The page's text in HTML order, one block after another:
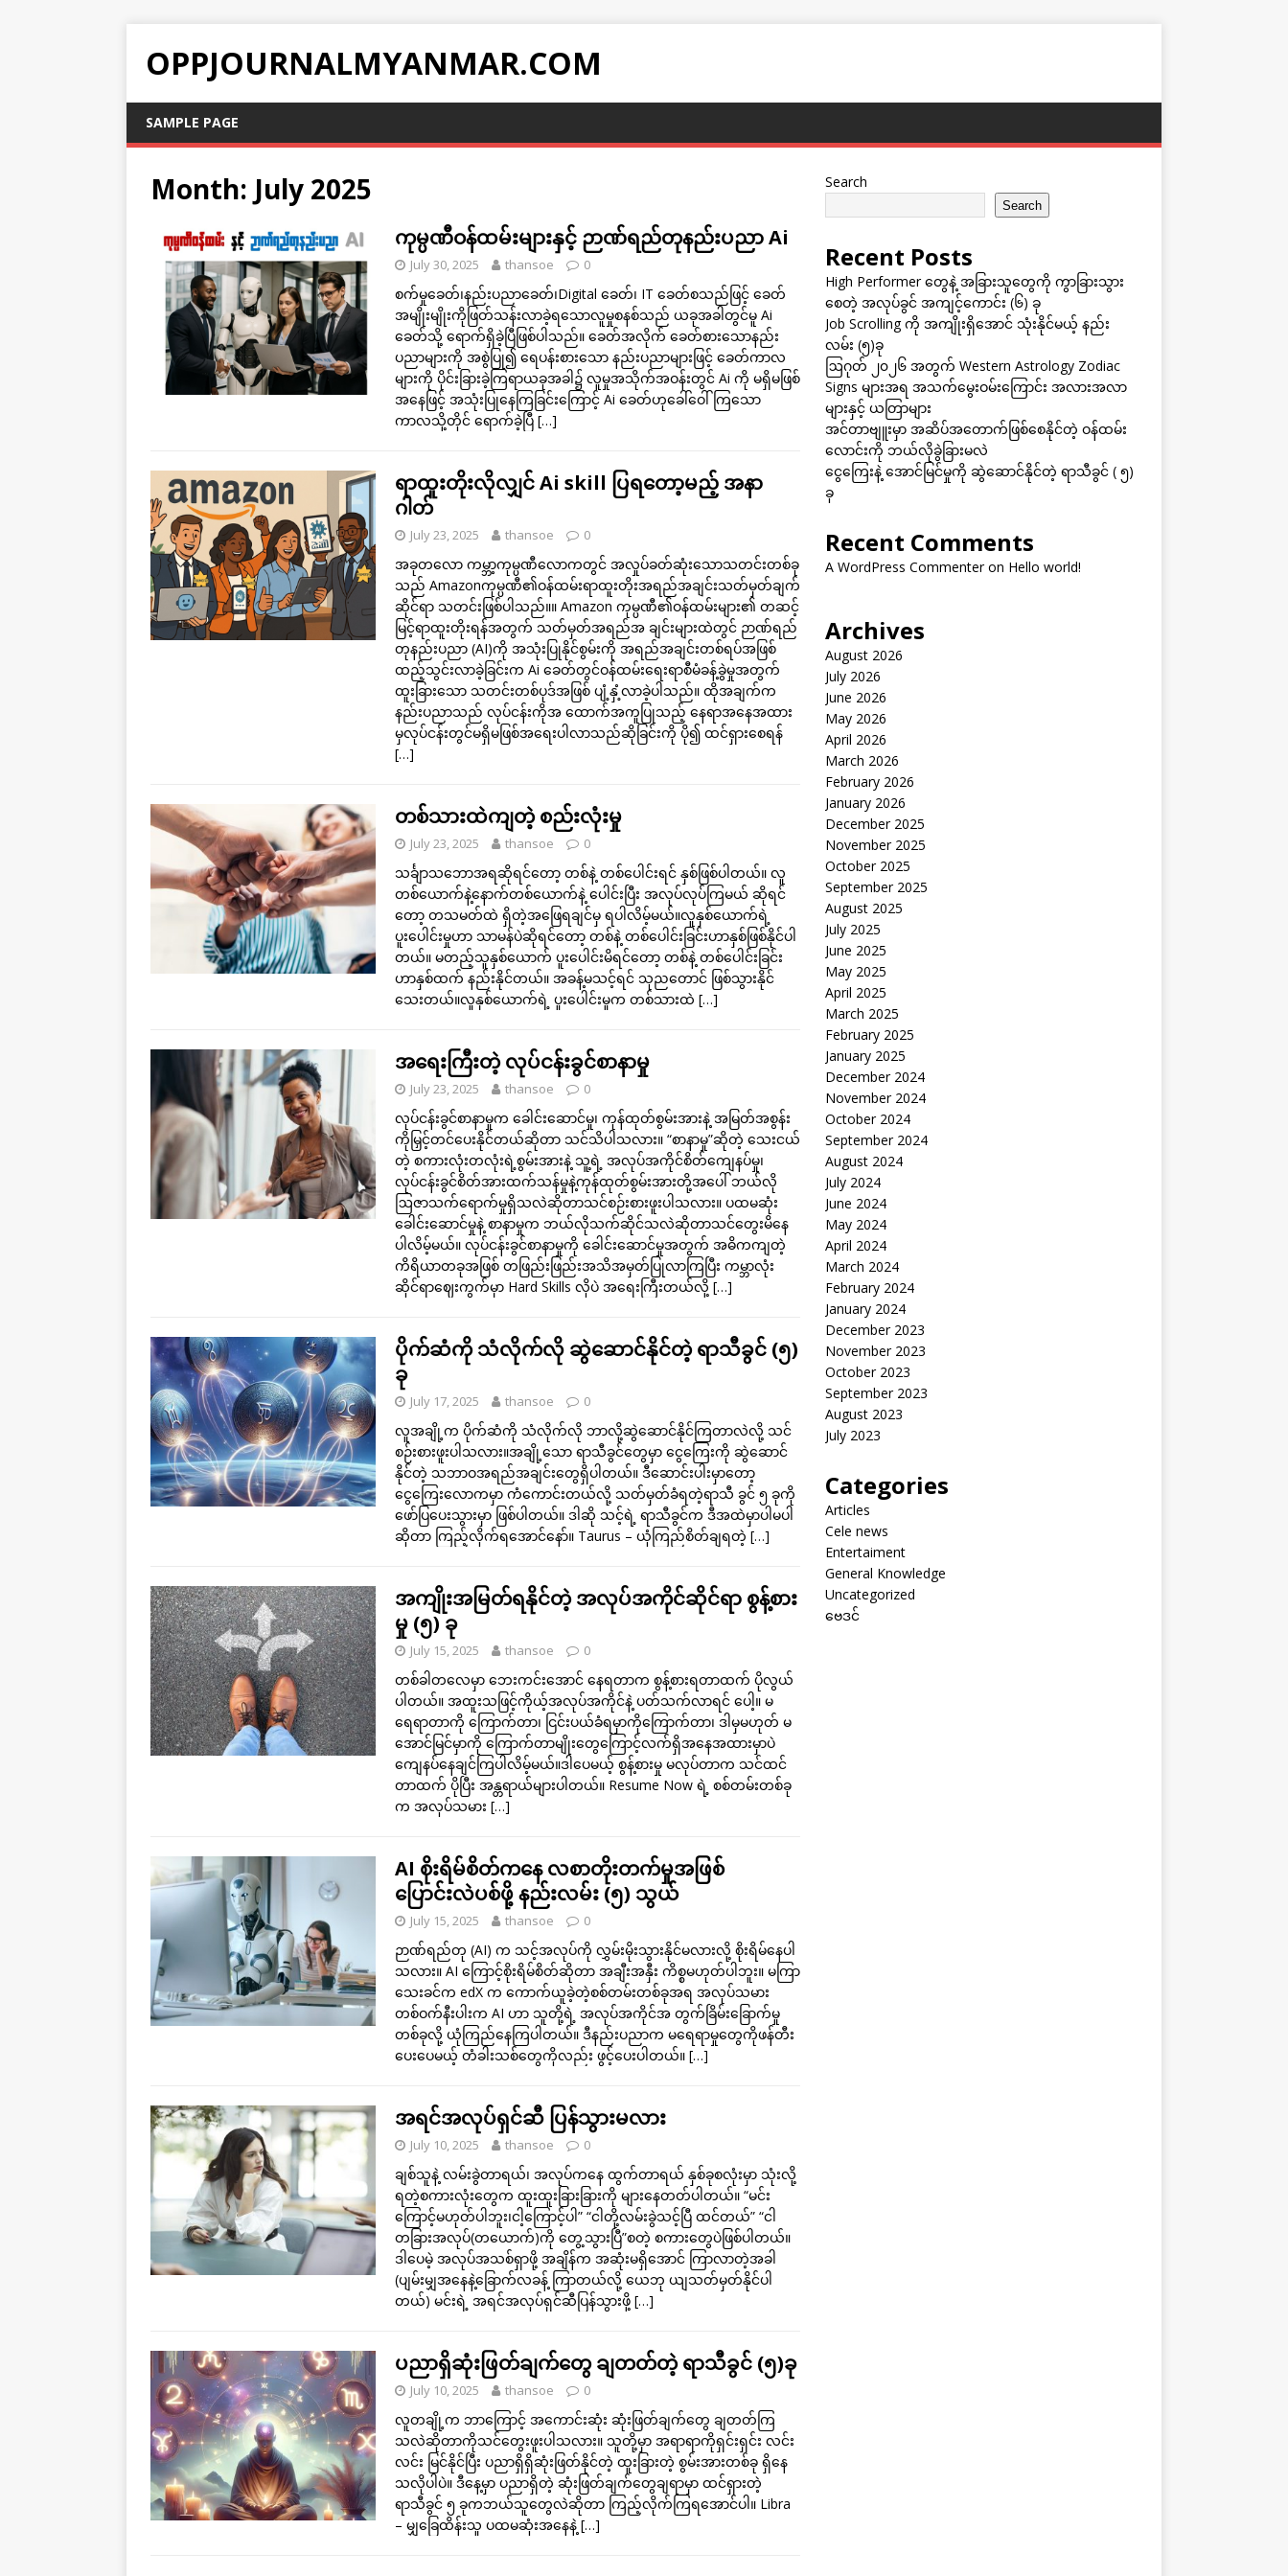
OPPJOURNALMYANMAR.COM
SAMPLE PAGE
Month: July 2025
ကုမ္ပဏီဝန်ထမ်းများနှင့် ဉာဏ်ရည်တုနည်းပညာ Ai
July 30, 2025 thansoe 0
စက်မှုခေတ်၊နည်းပညာခေတ်၊Digital ခေတ်၊ IT ခေတ်စသည်ဖြင့် ခေတ်
အမျိုးမျိုးကိုဖြတ်သန်းလာခဲ့ရသောလူမှုစနစ်သည် ယခုအခါတွင်မူ Ai
ခေတ်သို့ ရောက်ရှိခဲ့ပြီဖြစ်ပါသည်။ ခေတ်အလိုက် ခေတ်စားသောနည်း
ပညာများကို အစွဲပြု၍ ရေပန်းစားသော နည်းပညာများဖြင့် ခေတ်ကာလ
များကို ပိုင်းခြားခဲ့ကြရာယခုအခါ၌ လူမှုအသိုက်အဝန်းတွင် Ai ကို မရှိမဖြစ်
အနေဖြင့် အသုံးပြုနေကြခြင်းကြောင့် Ai ခေတ်ဟုခေါ်ဝေါ်ကြသော
ကာလသို့တိုင် ရောက်ခဲ့ပြီ […]
ရာထူးတိုးလိုလျှင် Ai skill ပြရတော့မည့် အနာ
ဂါတ်
July 23, 2025 thansoe 0
အခုတလော ကမ္ဘာ့ကုမ္ပဏီလောကတွင် အလှုပ်ခတ်ဆုံးသောသတင်းတစ်ခု
သည် Amazonကုမ္ပဏီ၏ဝန်ထမ်းရာထူးတိုးအရည်အချင်းသတ်မှတ်ချက်
ဆိုင်ရာ သတင်းဖြစ်ပါသည်။။ Amazon ကုမ္ပဏီ၏ဝန်ထမ်းများ၏ တဆင့်
မြင့်ရာထူးတိုးရန်အတွက် သတ်မှတ်အရည်အ ချင်းများထဲတွင် ဉာဏ်ရည်
တုနည်းပညာ (AI)ကို အသုံးပြုနိုင်စွမ်းကို အရည်အချင်းတစ်ရပ်အဖြစ်
ထည့်သွင်းလာခဲ့ခြင်းက Ai ခေတ်တွင်ဝန်ထမ်းရေးရာစီမံခန့်ခွဲမှုအတွက်
ထူးခြားသော သတင်းတစ်ပုဒ်အဖြစ် ပျံ့နှံ့လာခဲ့ပါသည်။ ထိုအချက်က
နည်းပညာသည် လုပ်ငန်းကိုအ ထောက်အကူပြုသည့် နေရာအနေအထား
မှလုပ်ငန်းတွင်မရှိမဖြစ်အရေးပါလာသည်ဆိုခြင်းကို ပို၍ ထင်ရှားစေရန်
[…]
တစ်သားထဲကျတဲ့ စည်းလုံးမှု
July 23, 2025 thansoe 0
သင်္ချာသဘောအရဆိုရင်တော့ တစ်နဲ့ တစ်ပေါင်းရင် နှစ်ဖြစ်ပါတယ်။ လူ
တစ်ယောက်နဲ့နောက်တစ်ယောက်နဲ့ ပေါင်းပြီး အလုပ်လုပ်ကြမယ် ဆိုရင်
တော့ တသမတ်ထဲ ရှိတဲ့အဖြေရချင်မှ ရပါလိမ့်မယ်။လူနှစ်ယောက်ရဲ့
ပူးပေါင်းမှုဟာ သာမန်ပဲဆိုရင်တော့ တစ်နဲ့ တစ်ပေါင်းခြင်းဟာနှစ်ဖြစ်နိုင်ပါ
တယ်။ မတည့်သူနှစ်ယောက် ပူးပေါင်းမိရင်တော့ တစ်နဲ့ တစ်ပေါင်းခြင်း
ဟာနှစ်ထက် နည်းနိုင်တယ်။ အခန့်မသင့်ရင် သုညတောင် ဖြစ်သွားနိုင်
သေးတယ်။လူနှစ်ယောက်ရဲ့ ပူးပေါင်းမှုက တစ်သားထဲ […]
အရေးကြီးတဲ့ လုပ်ငန်းခွင်စာနာမှု
July 23, 2025 thansoe 0
လုပ်ငန်းခွင်စာနာမှုက ခေါင်းဆောင်မှု၊ ကုန်ထုတ်စွမ်းအားနဲ့ အမြတ်အစွန်း
ကိုမြှင့်တင်ပေးနိုင်တယ်ဆိုတာ သင်သိပါသလား။ “စာနာမှု”ဆိုတဲ့ သေးငယ်
တဲ့ စကားလုံးတလုံးရဲ့စွမ်းအားနဲ့ သူ့ရဲ့ အလုပ်အကိုင်စိတ်ကျေနပ်မှု၊
လုပ်ငန်းခွင်စိတ်အားထက်သန်မှုနဲ့ကုန်ထုတ်စွမ်းအားတို့အပေါ် ဘယ်လို
ဩဇာသက်ရောက်မှုရှိသလဲဆိုတာသင်စဉ်းစားဖူးပါသလား။ ပထမဆုံး
ခေါင်းဆောင်မှုနဲ့ စာနာမှုက ဘယ်လိုသက်ဆိုင်သလဲဆိုတာသင်တွေးမိနေ
ပါလိမ့်မယ်။ လုပ်ငန်းခွင်စာနာမှုကို ခေါင်းဆောင်မှုအတွက် အဓိကကျတဲ့
ကိရိယာတခုအဖြစ် တဖြည်းဖြည်းအသိအမှတ်ပြုလာကြပြီး ကမ္ဘာလုံး
ဆိုင်ရာဈေးကွက်မှာ Hard Skills လိုပဲ အရေးကြီးတယ်လို့ […]
ပိုက်ဆံကို သံလိုက်လို ဆွဲဆောင်နိုင်တဲ့ ရာသီခွင် (၅)
ခု
July 17, 2025 thansoe 0
လူအချို့က ပိုက်ဆံကို သံလိုက်လို ဘာလို့ဆွဲဆောင်နိုင်ကြတာလဲလို့ သင်
စဉ်းစားဖူးပါသလား။အချို့သော ရာသီခွင်တွေမှာ ငွေကြေးကို ဆွဲဆောင်
နိုင်တဲ့ သဘာဝအရည်အချင်းတွေရှိပါတယ်။ ဒီဆောင်းပါးမှာတော့
ငွေကြေးလောကမှာ ကံကောင်းတယ်လို့ သတ်မှတ်ခံရတဲ့ရာသီ ခွင် ၅ ခုကို
ဖော်ပြပေးသွားမှာ ဖြစ်ပါတယ်။ ဒါဆို သင့်ရဲ့ ရာသီခွင်က ဒီအထဲမှာပါမပါ
ဆိုတာ ကြည့်လိုက်ရအောင်နော်။ Taurus – ယုံကြည်စိတ်ချရတဲ့ […]
အကျိုးအမြတ်ရနိုင်တဲ့ အလုပ်အကိုင်ဆိုင်ရာ စွန့်စား
မှု (၅) ခု
July 15, 2025 thansoe 0
တစ်ခါတလေမှာ ဘေးကင်းအောင် နေရတာက စွန့်စားရတာထက် ပိုလွယ်
ပါတယ်။ အထူးသဖြင့်ကိုယ့်အလုပ်အကိုင်နဲ့ ပတ်သက်လာရင် ပေါ့။ မ
ရေရာတာကို ကြောက်တာ၊ ငြင်းပယ်ခံရမှာကိုကြောက်တာ၊ ဒါမှမဟုတ် မ
အောင်မြင်မှာကို ကြောက်တာမျိုးတွေကြောင့်လက်ရှိအနေအထားမှာပဲ
ကျေနပ်နေချင်ကြပါလိမ့်မယ်။ဒါပေမယ့် စွန့်စားမှု မလုပ်တာက သင်ထင်
တာထက် ပိုပြီး အန္တရာယ်များပါတယ်။ Resume Now ရဲ့ စစ်တမ်းတစ်ခု
က အလုပ်သမား […]
AI စိုးရိမ်စိတ်ကနေ လစာတိုးတက်မှုအဖြစ်
ပြောင်းလဲပစ်ဖို့ နည်းလမ်း (၅) သွယ်
July 15, 2025 thansoe 0
ဉာဏ်ရည်တု (AI) က သင့်အလုပ်ကို လွှမ်းမိုးသွားနိုင်မလားလို့ စိုးရိမ်နေပါ
သလား။ AI ကြောင့်စိုးရိမ်စိတ်ဆိုတာ အချီးအနှီး ကိစ္စမဟုတ်ပါဘူး။ မကြာ
သေးခင်က edX က ကောက်ယူခဲ့တဲ့စစ်တမ်းတစ်ခုအရ အလုပ်သမား
တစ်ဝက်နီးပါးက AI ဟာ သူတို့ရဲ့ အလုပ်အကိုင်အ တွက်ခြိမ်းခြောက်မှု
တစ်ခုလို့ ယုံကြည်နေကြပါတယ်။ ဒီနည်းပညာက မရေရာမှုတွေကိုဖန်တီး
ပေးပေမယ့် တံခါးသစ်တွေကိုလည်း ဖွင့်ပေးပါတယ်။ […]
အရင်အလုပ်ရှင်ဆီ ပြန်သွားမလား
July 10, 2025 thansoe 0
ချစ်သူနဲ့ လမ်းခွဲတာရယ်၊ အလုပ်ကနေ ထွက်တာရယ် နှစ်ခုစလုံးမှာ သုံးလို့
ရတဲ့စကားလုံးတွေက ထူးထူးခြားခြားကို များနေတတ်ပါတယ်။ “မင်း
ကြောင့်မဟုတ်ပါဘူး၊ငါ့ကြောင့်ပါ” “ငါတို့လမ်းခွဲသင့်ပြီ ထင်တယ်” “ငါ
တခြားအလုပ်(တယောက်)ကို တွေ့သွားပြီ”စတဲ့ စကားတွေပဲဖြစ်ပါတယ်။
ဒါပေမဲ့ အလုပ်အသစ်ရှာဖို့ အချိန်က အဆုံးမရှိအောင် ကြာလာတဲ့အခါ
(ပျမ်းမျှအနေနဲ့ခြောက်လခန့် ကြာတယ်လို့ ယေဘု ယျသတ်မှတ်နိုင်ပါ
တယ်) မင်းရဲ့ အရင်အလုပ်ရှင်ဆီပြန်သွားဖို့ […]
ပညာရှိဆုံးဖြတ်ချက်တွေ ချတတ်တဲ့ ရာသီခွင် (၅)ခု
July 10, 2025 thansoe 0
လူတချို့က ဘာကြောင့် အကောင်းဆုံး ဆုံးဖြတ်ချက်တွေ ချတတ်ကြ
သလဲဆိုတာကိုသင်တွေးဖူးပါသလား။ သူတို့မှာ အရာရာကိုရှင်းရှင်း လင်း
လင်း မြင်နိုင်ပြီး ပညာရှိရှိဆုံးဖြတ်နိုင်တဲ့ ထူးခြားတဲ့ စွမ်းအားတစ်ခု ရှိနေ
သလိုပါပဲ။ ဒီနေ့မှာ ပညာရှိတဲ့ ဆုံးဖြတ်ချက်တွေချရာမှာ ထင်ရှားတဲ့
ရာသီခွင် ၅ ခုကဘယ်သူတွေလဲဆိုတာ ကြည့်လိုက်ကြရအောင်ပါ။ Libra
– မျှခြေထိန်းသူ ပထမဆုံးအနေနဲ့ […]
Search
Search
Recent Posts
High Performer တွေနဲ့ အခြားသူတွေကို ကွာခြားသွား
စေတဲ့ အလုပ်ခွင် အကျင့်ကောင်း (၆) ခု
Job Scrolling ကို အကျိုးရှိအောင် သုံးနိုင်မယ့် နည်း
လမ်း (၅)ခု
ဩဂုတ် ၂၀၂၆ အတွက် Western Astrology Zodiac
Signs များအရ အသက်မွေးဝမ်းကြောင်း အလားအလာ
များနှင့် ယတြာများ
အင်တာဗျူးမှာ အဆိပ်အတောက်ဖြစ်စေနိုင်တဲ့ ဝန်ထမ်း
လောင်းကို ဘယ်လိုခွဲခြားမလဲ
ငွေကြေးနဲ့ အောင်မြင်မှုကို ဆွဲဆောင်နိုင်တဲ့ ရာသီခွင် ( ၅)
ခု
Recent Comments
A WordPress Commenteron Hello world!
Archives
August 2026
July 2026
June 2026
May 2026
April 2026
March 2026
February 2026
January 2026
December 2025
November 2025
October 2025
September 2025
August 2025
July 2025
June 2025
May 2025
April 2025
March 2025
February 2025
January 2025
December 2024
November 2024
October 2024
September 2024
August 2024
July 2024
June 2024
May 2024
April 2024
March 2024
February 2024
January 2024
December 2023
November 2023
October 2023
September 2023
August 2023
July 2023
Categories
Articles
Cele news
Entertaiment
General Knowledge
Uncategorized
ဗေဒင်